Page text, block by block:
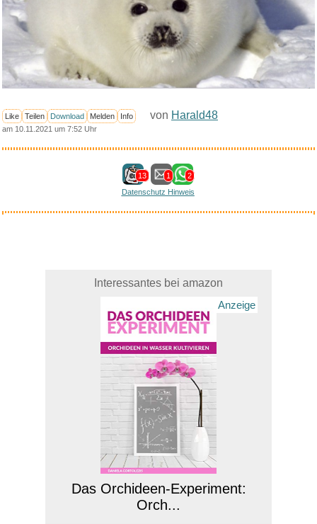
Like Teilen Download Melden Info von Harald48
am 10.11.2021 um 7:52 Uhr
13 1
2
Datenschutz Hinweis
Interessantes bei amazon
Anzeige
Das Orchideen-Experiment:
Orch...